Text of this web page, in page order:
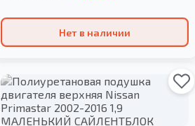
Нет в наличии